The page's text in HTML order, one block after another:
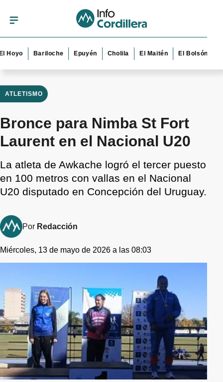
Bariloche Epuyén Cholila El Maitén El Bolsón Esquel
ATLETISMO
Bronce para Nimba St Fort
Laurent en el Nacional U20
La atleta de Awkache logró el tercer puesto
en 100 metros con vallas en el Nacional
U20 disputado en Concepción del Uruguay.
Por Redacción
Miércoles, 13 de mayo de 2026 a las 08:03